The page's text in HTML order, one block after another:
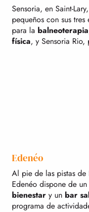
Sensoria, en Saint-
pequeños con sus
para la balneoterapia
física, y Sensoria Rio,
Edenéo
Al pie de las pistas de
Edenéo dispone de
bienestar y un bar
programa de